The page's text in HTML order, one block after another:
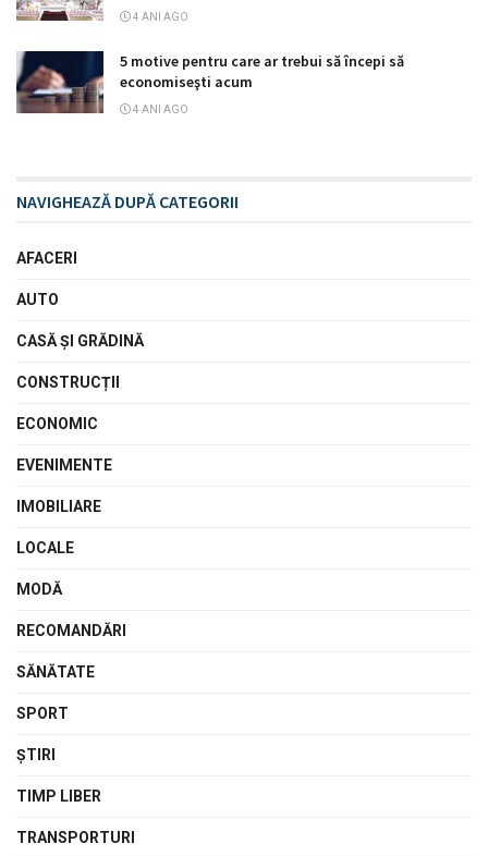
4 ANI AGO
5 motive pentru care ar trebui să începi să
economiseşti acum
4 ANI AGO
NAVIGHEAZĂ DUPĂ CATEGORII
AFACERI
AUTO
CASĂ ŞI GRĂDINĂ
CONSTRUCȚII
ECONOMIC
EVENIMENTE
IMOBILIARE
LOCALE
MODĂ
RECOMANDĂRI
SĂNĂTATE
SPORT
ŞTIRI
TIMP LIBER
TRANSPORTURI